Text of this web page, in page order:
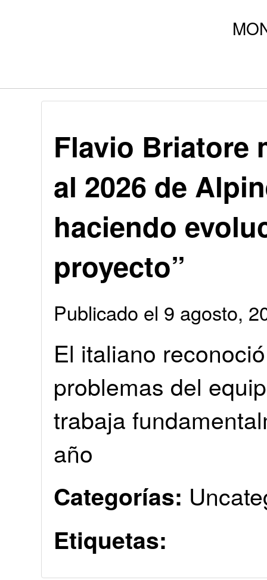
Flavio Briatore
al 2026 de
haciendo
proyecto”
Publicado el 9 agosto,
El italiano
problemas del
trabaja
año
Categorías:
Etiquetas: